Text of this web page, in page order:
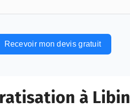
Recevoir mon devis gratuit
à Libin